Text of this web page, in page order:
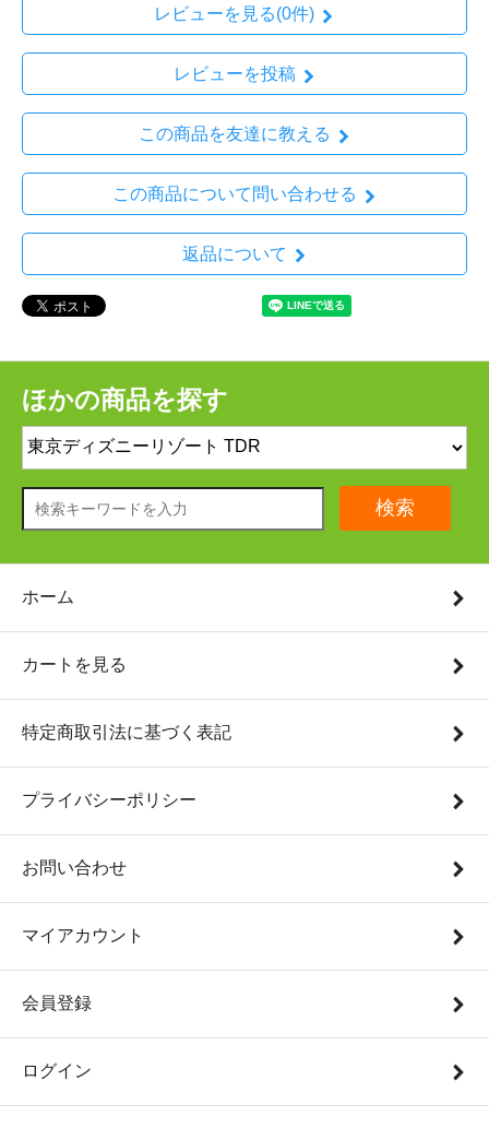
レビューを見る(0件)
レビューを投稿
この商品を友達に教える
この商品について問い合わせる
返品について
ほかの商品を探す
検索
ホーム
カートを見る
特定商取引法に基づく表記
プライバシーポリシー
お問い合わせ
マイアカウント
会員登録
ログイン